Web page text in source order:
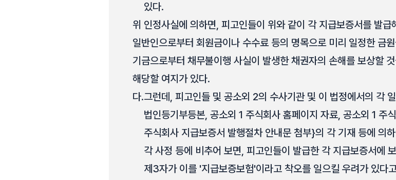
있다.
위 인정사실에 의하면, 피고인들이 위와 같이 각 지급보증서를 발
일반인으로부터 회원금이나 수수료 등의 명목으로 미리 일정한 금
기금으로부터 채무불이행 사실이 발생한 채권자의 손해를 보상할
해당할 여지가 있다.
다.그런데, 피고인들 및 공소외 2의 수사기관 및 이 법정에서의 각
법인등기부등본, 공소외 1 주식회사 홈페이지 자료, 공소외 1 주
주식회사 지급보증서 발행절차 안내문 첨부}의 각 기재 등에 의
각 사정 등에 비추어 보면, 피고인들이 발급한 각 지급보증서에
제3자가 이를 '지급보증보험'이라고 착오를 일으킬 우려가 있다